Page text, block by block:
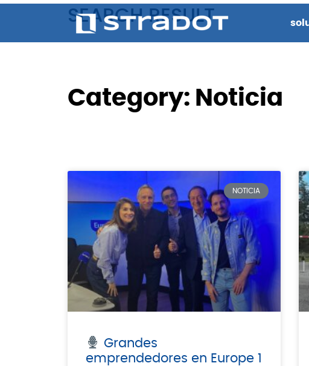
SEARCH RESULT
Category: Noticia
NOTICIA
Grandes
emprendedores en Europe 1